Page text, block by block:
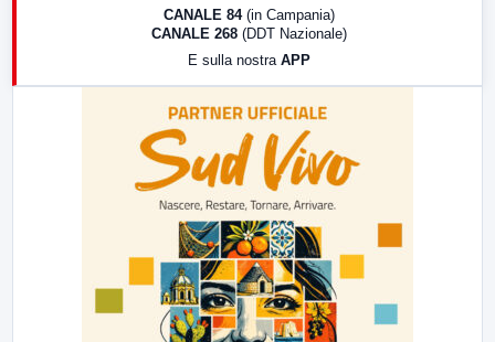
CANALE 84 (in Campania)
CANALE 268 (DDT Nazionale)
E sulla nostra APP